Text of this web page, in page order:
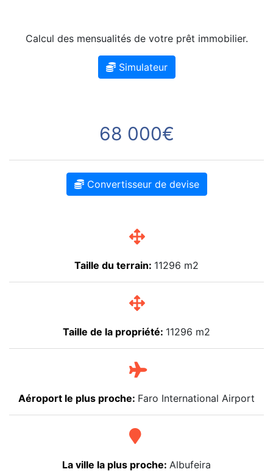
Calcul des mensualités de votre prêt immobilier.
Simulateur
68 000€
Convertisseur de devise
Taille du terrain: 11296 m2
Taille de la propriété: 11296 m2
Aéroport le plus proche: Faro International Airport
La ville la plus proche: Albufeira